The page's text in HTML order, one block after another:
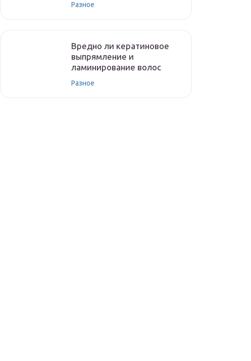
Разное
Вредно ли кератиновое
выпрямление и
ламинирование волос
Разное